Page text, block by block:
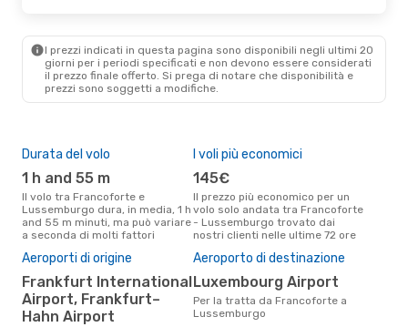
- LUX
Air DolomitiDiretto
LUX- FRA
I prezzi indicati in questa pagina sono disponibili negli ultimi 20
giorni per i periodi specificati e non devono essere considerati
il ​​prezzo finale offerto. Si prega di notare che disponibilità e
prezzi sono soggetti a modifiche.
Durata del volo
1 h and 55 m
Il volo tra Francoforte e
Lussemburgo dura, in media, 1 h
and 55 m minuti, ma può variare
a seconda di molti fattori
I voli più economici
145€
Il prezzo più economico per un
volo solo andata tra Francoforte
- Lussemburgo trovato dai
nostri clienti nelle ultime 72 ore
Aeroporti di origine
Frankfurt International
Airport, Frankfurt–
Hahn Airport
Aeroporto di destinazione
Luxembourg Airport
Per la tratta da Francoforte a
Lussemburgo